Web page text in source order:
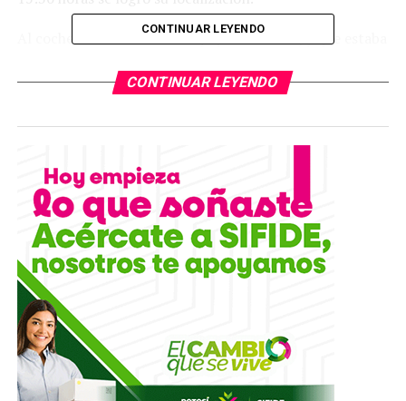
Al coche sólo le faltaba el equipo de sonido, y que estaba
los vecinos vio quién lo dejó en ese lugar, las
YA VIENE
Capturan a dos por el feminicidio de la estudiante de
secundaria
NO TE PIERDAS
Detienen a joven que supuestamente golpeó y ocasionó
la muerte de su padre
CONTINUAR LEYENDO
CONTINUAR LEYENDO